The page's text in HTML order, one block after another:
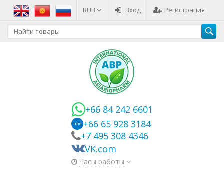
RUB Вход Регистрация
+66 84 242 6601
imo +66 65 928 3184
+7 495 308 4346
VK.com
Часы работы